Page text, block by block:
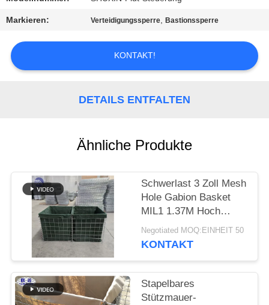
EIN
ANGEBOT
Markieren: Verteidigungssperre,Bastionssperre
KONTAKT!
DETAILS ENTFALTEN
Ähnliche Produkte
Schwerlast 3 Zoll Mesh
Hole Gabion Basket
MIL1 1.37M Hoch
Hesco Barriere
geschweißte Gabion
Negotiated MOQ:EINHEIT 50
KONTAKT
Stapelbares
Stützmauer-